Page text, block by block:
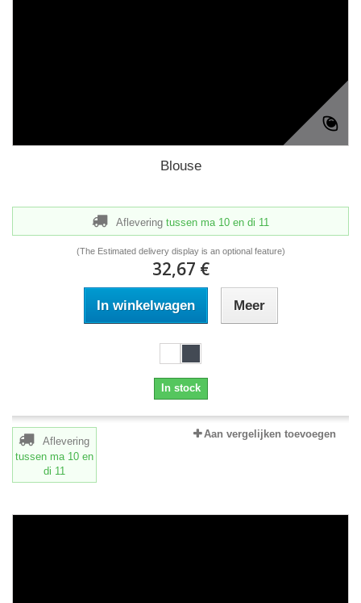
Blouse
Aflevering tussen ma 10 en di 11
(The Estimated delivery display is an optional feature)
32,67 €
In winkelwagen Meer
In stock
Aflevering
tussen ma 10 en
di 11
Aan vergelijken toevoegen